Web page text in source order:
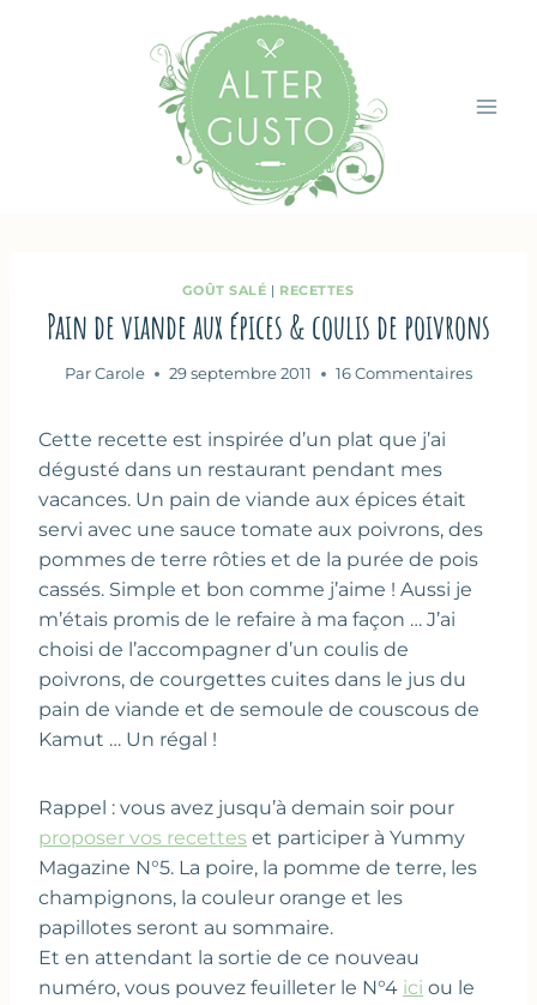
GOÛT SALÉ | RECETTES
Pain de viande aux épices & coulis de poivrons
Par Carole 29 septembre 2011 16 Commentaires
Cette recette est inspirée d’un plat que j’ai
dégusté dans un restaurant pendant mes
vacances. Un pain de viande aux épices était
servi avec une sauce tomate aux poivrons, des
pommes de terre rôties et de la purée de pois
cassés. Simple et bon comme j’aime ! Aussi je
m’étais promis de le refaire à ma façon … J’ai
choisi de l’accompagner d’un coulis de
poivrons, de courgettes cuites dans le jus du
pain de viande et de semoule de couscous de
Kamut … Un régal !
Rappel : vous avez jusqu’à demain soir pour
proposer vos recettes et participer à Yummy
Magazine N°5. La poire, la pomme de terre, les
champignons, la couleur orange et les
papillotes seront au sommaire.
Et en attendant la sortie de ce nouveau
numéro, vous pouvez feuilleter le N°4 ici ou le